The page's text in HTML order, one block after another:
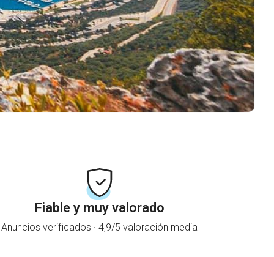
Fiable y muy valorado
Anuncios verificados · 4,9/5 valoración media